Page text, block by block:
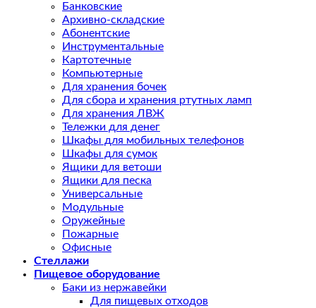
Банковские
Архивно-складские
Абонентские
Инструментальные
Картотечные
Компьютерные
Для хранения бочек
Для сбора и хранения ртутных ламп
Для хранения ЛВЖ
Тележки для денег
Шкафы для мобильных телефонов
Шкафы для сумок
Ящики для ветоши
Ящики для песка
Универсальные
Модульные
Оружейные
Пожарные
Офисные
Стеллажи
Пищевое оборудование
Баки из нержавейки
Для пищевых отходов